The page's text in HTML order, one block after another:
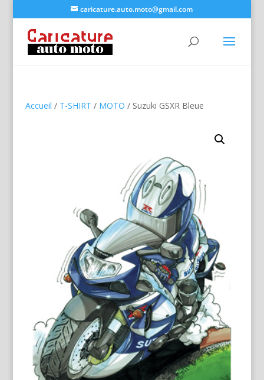
caricature.auto.moto@gmail.com
Accueil / T-SHIRT / MOTO / Suzuki GSXR Bleue